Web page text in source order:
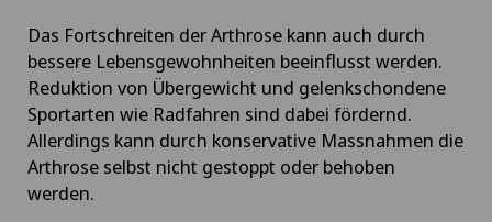
Therapien
Geriatrie (Altersmedizin)
GLA:D® Programm
Glaskörperveränderungen
Das Fortschreiten der Arthrose kann auch durch
bessere Lebensgewohnheiten beeinflusst werden.
Reduktion von Übergewicht und gelenkschondene
Sportarten wie Radfahren sind dabei fördernd.
Allerdings kann durch konservative Massnahmen die
Arthrose selbst nicht gestoppt oder behoben
werden.